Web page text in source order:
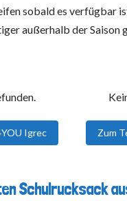
sobald es verfügbar
außerhalb der Saison
Igrec Zum
Schulrucksack